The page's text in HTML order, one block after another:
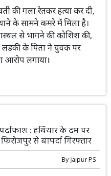
की गला रेतकर हत्या कर दी,
के सामने कमरे में मिला है।
से भागने की कोशिश की,
के पिता ने युवक पर
आरोप लगाया।
: हथियार के दम पर
से बापर्दा गिरफ्तार
ByJaipur PS